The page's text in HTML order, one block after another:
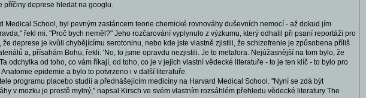
příčiny deprese hledat na googlu.
School, byl pevným zastáncem teorie chemické rovnováhy duševních nemocí - až dokud jím
řekl mi. "Proč bych neměl?" Jeho rozčarování vyplynulo z výzkumu, který odhalil při psaní reportáží pro
deprese je kvůli chybějícímu serotoninu, nebo kde jste vlastně zjistili, že schizofrenie je způsobena příliš
a, přísahám Bohu, řekli: 'No, to jsme opravdu nezjistili. Je to metafora. Nejúžasnější na tom bylo, že
odchylka od toho, co vám říkají, od toho, co je v jejich vlastní vědecké literatuře - to je ten klíč - to bylo pro
epidemie a bylo to potvrzeno i v další literatuře.
programu placebo studií a přednášejícím medicíny na Harvard Medical School. "Nyní se zdá být
v mozku je prostě mylný," napsal Kirsch ve svém vlastním rozsáhlém přehledu vědecké literatury The